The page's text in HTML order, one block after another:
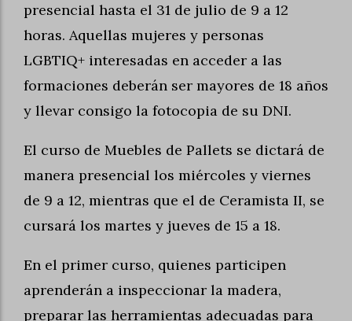
presencial hasta el 31 de julio de 9 a 12
horas. Aquellas mujeres y personas
LGBTIQ+ interesadas en acceder a las
formaciones deberán ser mayores de 18 años
y llevar consigo la fotocopia de su DNI.
El curso de Muebles de Pallets se dictará de
manera presencial los miércoles y viernes
de 9 a 12, mientras que el de Ceramista II, se
cursará los martes y jueves de 15 a 18.
En el primer curso, quienes participen
aprenderán a inspeccionar la madera,
preparar las herramientas adecuadas para